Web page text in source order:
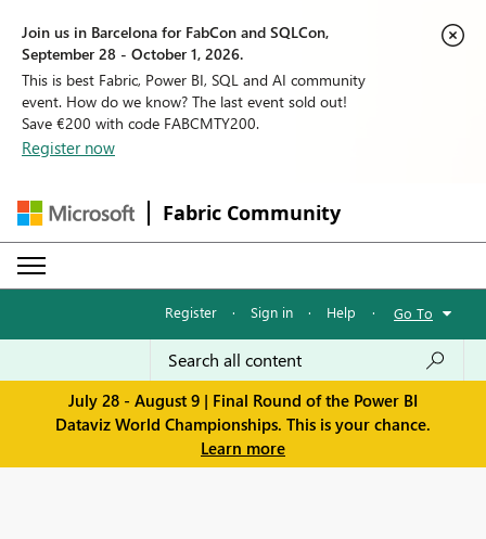
Join us in Barcelona for FabCon and SQLCon,
September 28 - October 1, 2026.
This is best Fabric, Power BI, SQL and AI community
event. How do we know? The last event sold out!
Save €200 with code FABCMTY200.
Register now
Fabric Community
Register · Sign in · Help · Go To
July 28 - August 9 | Final Round of the Power BI
Dataviz World Championships. This is your chance.
Learn more